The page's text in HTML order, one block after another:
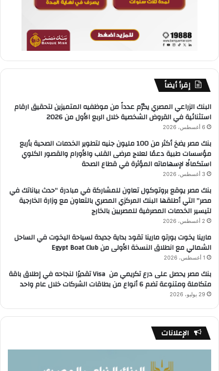
إقرأ أيضاً
البنك الزراعي المصري يكرّم عدداً من موظفيه المتميزين لتحقيق ارقام
استثنائية في القروض الشخصية خلال الربع الأول من 2026
6 أغسطس، 2026
بنك مصر يضخ أكثر من 100 مليون جنيه لتطوير الخدمات الصحية بأربع
مؤسسات طبية دعمًا لعلاج مرضى القلب والأورام والقصور الكلوي
استكمالًا لإسهاماته المؤثرة في قطاع الصحة
3 أغسطس، 2026
بنك مصر يوقع بروتوكول تعاون للمشاركة في مبادرة “حدث بياناتك في
مصر” التي أطلقها البنك المركزي المصري بالتعاون مع وزارة الخارجية
لتيسير الخدمات المصرفية للمصريين بالخارج
2 أغسطس، 2026
مارينا يخوت بورتو مارينا تقود بداية جديدة لسياحة اليخوت في الساحل
الشمالي مع انطلاق النسخة الأولى من Egypt Boat Club
1 أغسطس، 2026
بنك مصر يحصل على درع تكريمي من Visa تقديرًا لنجاحه في إطلاق باقة
متكاملة ومتنوعة تضم 6 أنواع من بطاقات الشركات خلال عام واحد
29 يوليو، 2026
الإعلانات